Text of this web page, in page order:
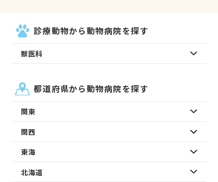
診療動物から動物病院を探す
獣医科
都道府県から動物病院を探す
関東
関西
東海
北海道